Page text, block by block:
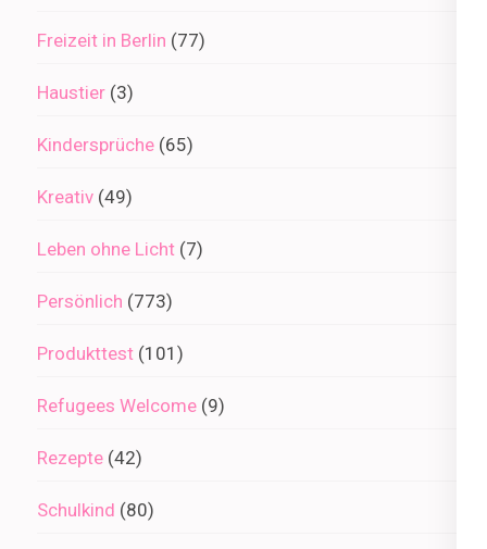
Freizeit in Berlin (77)
Haustier (3)
Kindersprüche (65)
Kreativ (49)
Leben ohne Licht (7)
Persönlich (773)
Produkttest (101)
Refugees Welcome (9)
Rezepte (42)
Schulkind (80)